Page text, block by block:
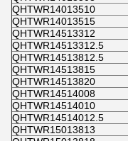
QHTWR14013510
QHTWR14013515
QHTWR14513312
QHTWR14513312.5
QHTWR14513812.5
QHTWR14513815
QHTWR14513820
QHTWR14514008
QHTWR14514010
QHTWR14514012.5
QHTWR15013813